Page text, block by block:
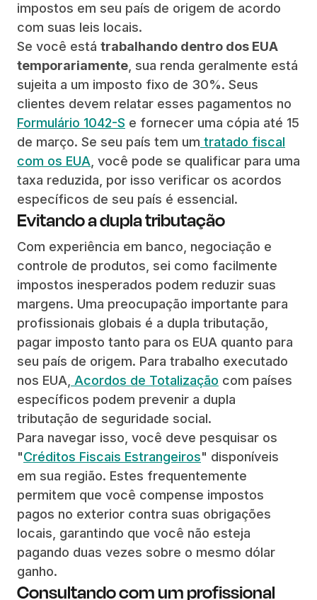
impostos em seu país de origem de acordo
com suas leis locais.
Se você está trabalhando dentro dos EUA
temporariamente, sua renda geralmente está
sujeita a um imposto fixo de 30%. Seus
clientes devem relatar esses pagamentos no
Formulário 1042-S e fornecer uma cópia até 15
de março. Se seu país tem um tratado fiscal
com os EUA, você pode se qualificar para uma
taxa reduzida, por isso verificar os acordos
específicos de seu país é essencial.
Evitando a dupla tributação
Com experiência em banco, negociação e
controle de produtos, sei como facilmente
impostos inesperados podem reduzir suas
margens. Uma preocupação importante para
profissionais globais é a dupla tributação,
pagar imposto tanto para os EUA quanto para
seu país de origem. Para trabalho executado
nos EUA, Acordos de Totalização com países
específicos podem prevenir a dupla
tributação de seguridade social.
Para navegar isso, você deve pesquisar os
"Créditos Fiscais Estrangeiros" disponíveis
em sua região. Estes frequentemente
permitem que você compense impostos
pagos no exterior contra suas obrigações
locais, garantindo que você não esteja
pagando duas vezes sobre o mesmo dólar
ganho.
Consultando com um profissional